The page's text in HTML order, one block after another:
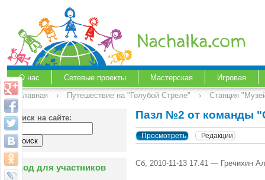
О нас Сетевые проекты Мастерская
Игровая
Главная
› Путешествие на "Голубой Стреле" › Станция
Поиск на сайте:
Вход для участников
Пазл №2 от команды
Просмотреть Редакции
Сб, 2010-11-13 17:41 — Гречихин